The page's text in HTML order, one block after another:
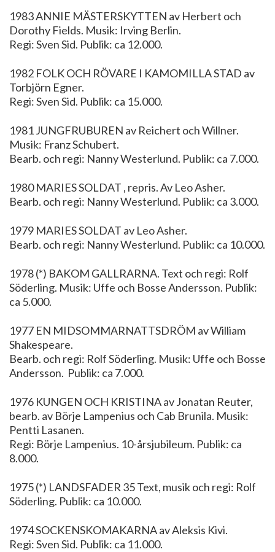
1983 ANNIE MÄSTERSKYTTEN av Herbert och
Dorothy Fields. Musik: Irving Berlin.
Regi: Sven Sid. Publik: ca 12.000.
1982 FOLK OCH RÖVARE I KAMOMILLA STAD av
Torbjörn Egner.
Regi: Sven Sid. Publik: ca 15.000.
1981 JUNGFRUBUREN av Reichert och Willner.
Musik: Franz Schubert.
Bearb. och regi: Nanny Westerlund. Publik: ca 7.000.
1980 MARIES SOLDAT , repris. Av Leo Asher.
Bearb. och regi: Nanny Westerlund. Publik: ca 3.000.
1979 MARIES SOLDAT av Leo Asher.
Bearb. och regi: Nanny Westerlund. Publik: ca 10.000.
1978 (*) BAKOM GALLRARNA. Text och regi: Rolf
Söderling. Musik: Uffe och Bosse Andersson. Publik:
ca 5.000.
1977 EN MIDSOMMARNATTSDRÖM av William
Shakespeare.
Bearb. och regi: Rolf Söderling. Musik: Uffe och Bosse
Andersson. Publik: ca 7.000.
1976 KUNGEN OCH KRISTINA av Jonatan Reuter,
bearb. av Börje Lampenius och Cab Brunila. Musik:
Pentti Lasanen.
Regi: Börje Lampenius. 10-årsjubileum. Publik: ca
8.000.
1975 (*) LANDSFADER 35 Text, musik och regi: Rolf
Söderling. Publik: ca 10.000.
1974 SOCKENSKOMAKARNA av Aleksis Kivi.
Regi: Sven Sid. Publik: ca 11.000.